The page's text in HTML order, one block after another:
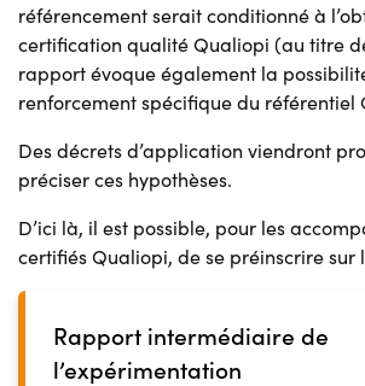
référencement serait conditionné à
certification qualité Qualiopi (au titre
rapport évoque également la
renforcement spécifique du référentiel
Des décrets d’application viendront
préciser ces hypothèses.
D’ici là, il est possible, pour les
certifiés Qualiopi, de se préinscrire
Rapport intermédiaire de
l’expérimentation